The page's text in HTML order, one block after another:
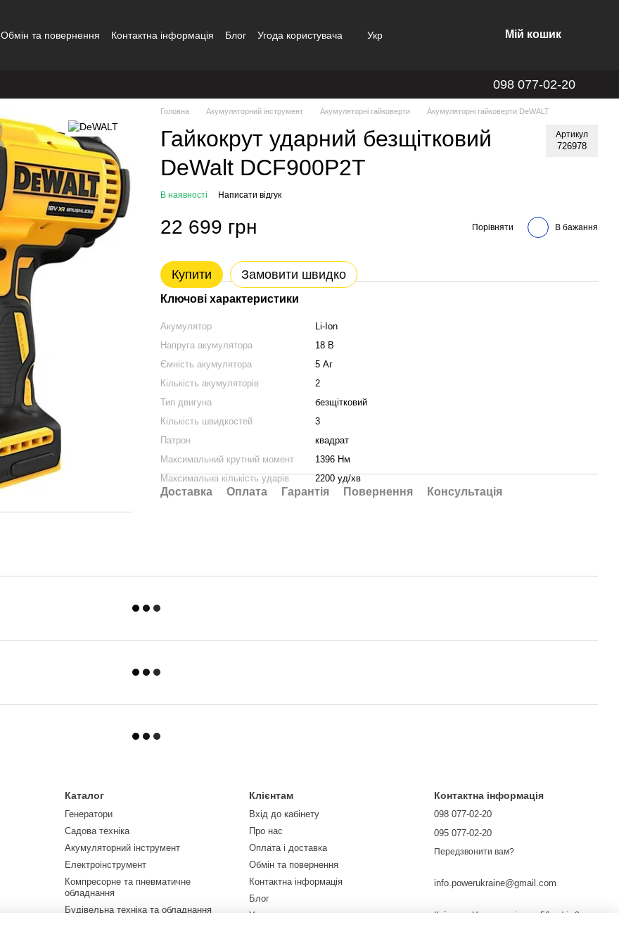
Обмін та повернення Контактна інформація Блог Угода користувача Укр Мій кошик
098 077-02-20
Головна Акумуляторний інструмент Акумуляторні гайковерти Акумуляторні гайковерти DeWALT
Гайкокрут ударний безщітковий
DeWalt DCF900P2T
Артикул
726978
В наявності Написати відгук
22 699 грн Порівняти В бажання
Купити Замовити швидко
Ключові характеристики
Акумулятор
Li-Ion
Напруга акумулятора
18 В
Ємність акумулятора
5 Аг
Кількість акумуляторів
2
Тип двигуна
безщітковий
Кількість швидкостей
3
Патрон
квадрат
Максимальний крутний момент
1396 Нм
Максимальна кількість ударів
2200 уд/хв
Доставка Оплата Гарантія Повернення Консультація
Каталог
Генератори
Садова техніка
Акумуляторний інструмент
Електроінструмент
Компресорне та пневматичне
обладнання
Будівельна техніка та обладнання
Клієнтам
Вхід до кабінету
Про нас
Оплата і доставка
Обмін та повернення
Контактна інформація
Блог
Угода користувача
Контактна інформація
098 077-02-20
095 077-02-20
Передзвонити вам?
info.powerukraine@gmail.com
Київ, вул. Новопирогівська 56, офіс 3,